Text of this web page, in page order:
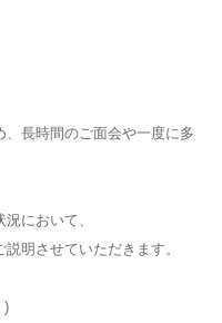
長時間のご面会や一度に多
において、
明させていただきます。
)